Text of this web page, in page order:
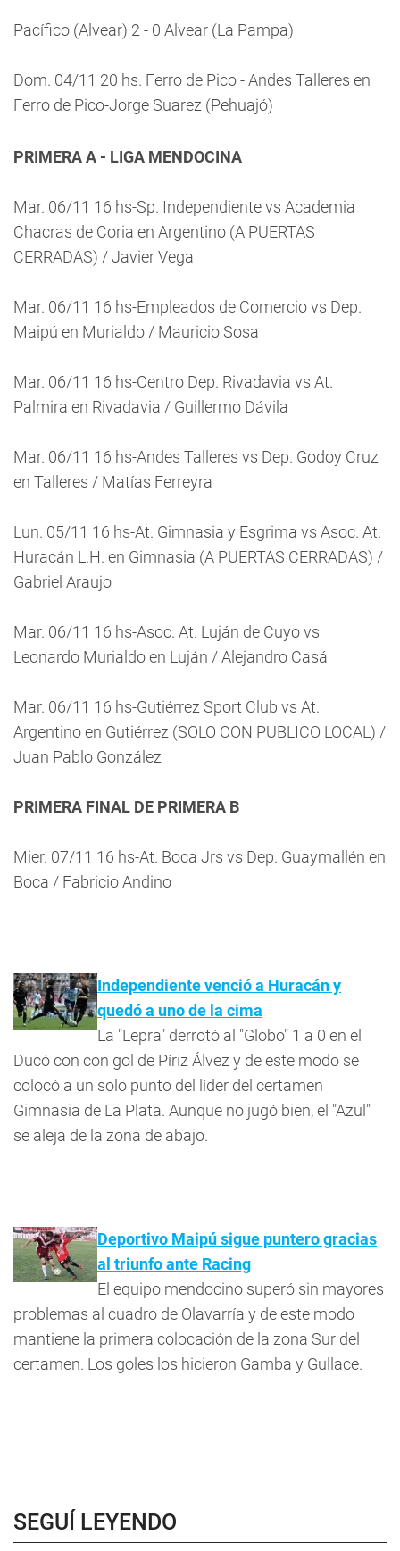
Pacífico (Alvear) 2 - 0 Alvear (La Pampa)
Dom. 04/11 20 hs. Ferro de Pico - Andes Talleres en
Ferro de Pico-Jorge Suarez (Pehuajó)
PRIMERA A - LIGA MENDOCINA
Mar. 06/11 16 hs-Sp. Independiente vs Academia
Chacras de Coria en Argentino (A PUERTAS
CERRADAS) / Javier Vega
Mar. 06/11 16 hs-Empleados de Comercio vs Dep.
Maipú en Murialdo / Mauricio Sosa
Mar. 06/11 16 hs-Centro Dep. Rivadavia vs At.
Palmira en Rivadavia / Guillermo Dávila
Mar. 06/11 16 hs-Andes Talleres vs Dep. Godoy Cruz
en Talleres / Matías Ferreyra
Lun. 05/11 16 hs-At. Gimnasia y Esgrima vs Asoc. At.
Huracán L.H. en Gimnasia (A PUERTAS CERRADAS) /
Gabriel Araujo
Mar. 06/11 16 hs-Asoc. At. Luján de Cuyo vs
Leonardo Murialdo en Luján / Alejandro Casá
Mar. 06/11 16 hs-Gutiérrez Sport Club vs At.
Argentino en Gutiérrez (SOLO CON PUBLICO LOCAL) /
Juan Pablo González
PRIMERA FINAL DE PRIMERA B
Mier. 07/11 16 hs-At. Boca Jrs vs Dep. Guaymallén en
Boca / Fabricio Andino
Independiente venció a Huracán y
quedó a uno de la cima
La "Lepra" derrotó al "Globo" 1 a 0 en el
Ducó con con gol de Píriz Álvez y de este modo se
colocó a un solo punto del líder del certamen
Gimnasia de La Plata. Aunque no jugó bien, el "Azul"
se aleja de la zona de abajo.
Deportivo Maipú sigue puntero gracias
al triunfo ante Racing
El equipo mendocino superó sin mayores
problemas al cuadro de Olavarría y de este modo
mantiene la primera colocación de la zona Sur del
certamen. Los goles los hicieron Gamba y Gullace.
SEGUÍ LEYENDO